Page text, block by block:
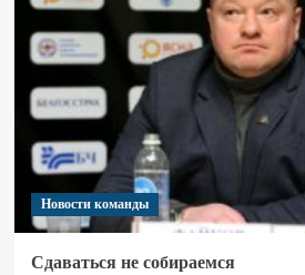
Новости команды
Сдаваться не собираемся